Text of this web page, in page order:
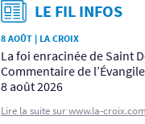
LE FIL INFOS
8 AOÛT | LA CROIX
La foi enracinée de Saint
Commentaire de
8 août 2026
Lire la suite sur www.la-croix.com